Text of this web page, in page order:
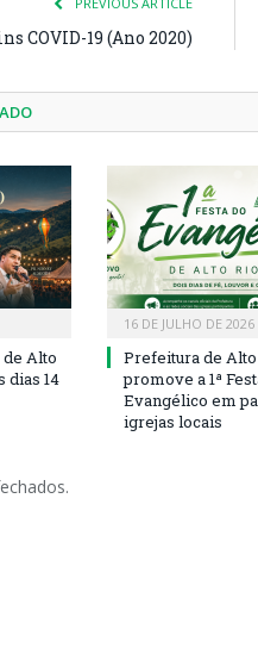
COVID-19 (Ano 2020)
de Alto
dias 14
16 DE JULHO DE 2026
Prefeitura de
promove a 1ª
Evangélico em
igrejas locais